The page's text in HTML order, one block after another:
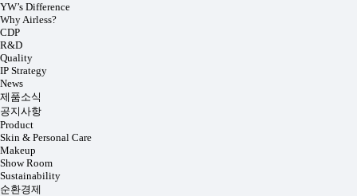
YW’s Difference
Why Airless?
CDP
R&D
Quality
IP Strategy
News
제품소식
공지사항
Product
Skin & Personal Care
Makeup
Show Room
Sustainability
순환경제